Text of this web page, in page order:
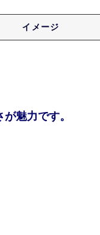
イメージ
魅力です。